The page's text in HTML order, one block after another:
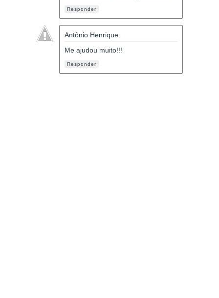
Responder
Antônio Henrique
Me ajudou muito!!!
Responder